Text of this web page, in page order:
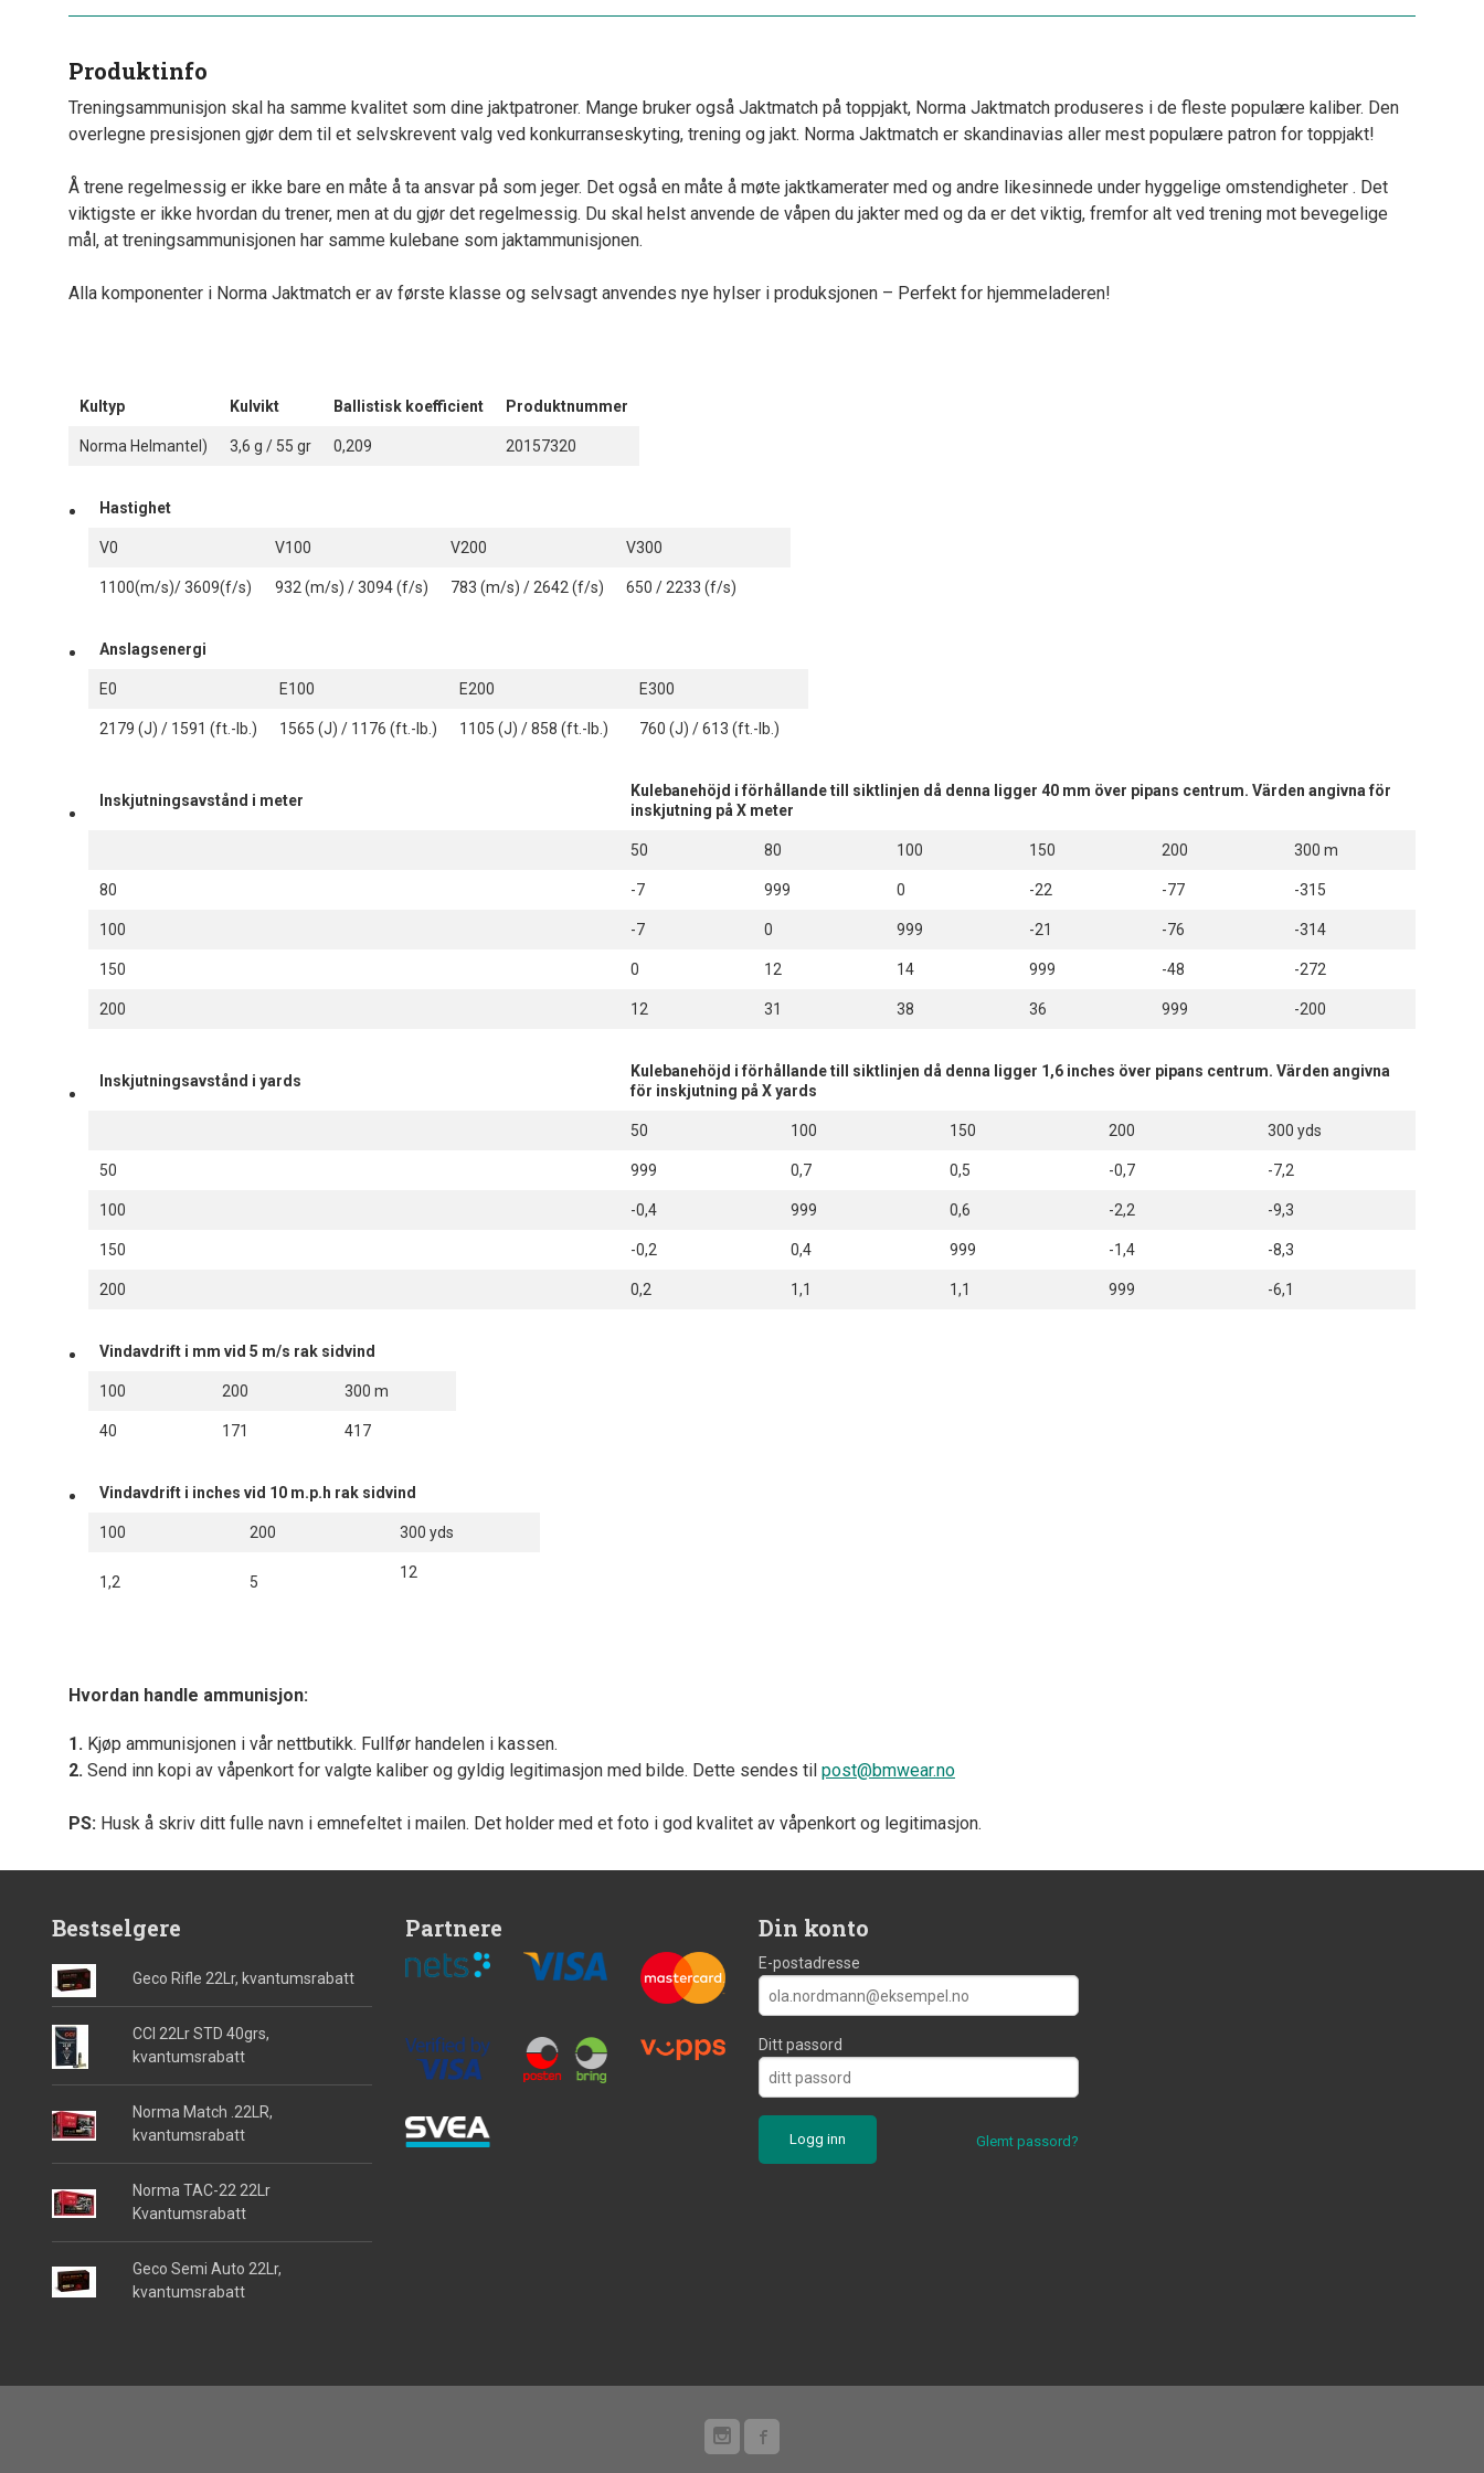
Produktinfo
Treningsammunisjon skal ha samme kvalitet som dine jaktpatroner. Mange bruker også Jaktmatch på toppjakt, Norma Jaktmatch produseres i de fleste populære kaliber. Den
overlegne presisjonen gjør dem til et selvskrevent valg ved konkurranseskyting, trening og jakt. Norma Jaktmatch er skandinavias aller mest populære patron for toppjakt!
Å trene regelmessig er ikke bare en måte å ta ansvar på som jeger. Det også en måte å møte jaktkamerater med og andre likesinnede under hyggelige omstendigheter . Det
viktigste er ikke hvordan du trener, men at du gjør det regelmessig. Du skal helst anvende de våpen du jakter med og da er det viktig, fremfor alt ved trening mot bevegelige
mål, at trenings­ammunisjonen har samme kulebane som jaktammunisjonen.
Alla komponenter i Norma Jaktmatch er av første klasse og selvsagt anvendes nye hylser i produksjonen – Perfekt for hjemmeladeren!
Kultyp Kulvikt Ballistisk koefficient Produktnummer
Norma Helmantel) 3,6 g / 55 gr 0,209 20157320
Hastighet
V0 V100 V200 V300
1100(m/s)/ 3609(f/s) 932 (m/s) / 3094 (f/s) 783 (m/s) / 2642 (f/s) 650 / 2233 (f/s)
Anslagsenergi
E0 E100 E200 E300
2179 (J) / 1591 (ft.-lb.) 1565 (J) / 1176 (ft.-lb.) 1105 (J) / 858 (ft.-lb.) 760 (J) / 613 (ft.-lb.)
Inskjutningsavstånd i meter
Kulebanehöjd i förhållande till siktlinjen då denna ligger 40 mm över pipans centrum. Värden angivna för
inskjutning på X meter
50 80 100 150 200 300 m
80 -7 999 0 -22 -77 -315
100 -7 0 999 -21 -76 -314
150 0 12 14 999 -48 -272
200 12 31 38 36 999 -200
Inskjutningsavstånd i yards
Kulebanehöjd i förhållande till siktlinjen då denna ligger 1,6 inches över pipans centrum. Värden angivna
för inskjutning på X yards
50 100 150 200 300 yds
50 999 0,7 0,5 -0,7 -7,2
100 -0,4 999 0,6 -2,2 -9,3
150 -0,2 0,4 999 -1,4 -8,3
200 0,2 1,1 1,1 999 -6,1
Vindavdrift i mm vid 5 m/s rak sidvind
100 200 300 m
40 171 417
Vindavdrift i inches vid 10 m.p.h rak sidvind
100 200 300 yds
1,2 5
12
Hvordan handle ammunisjon:
1. Kjøp ammunisjonen i vår nettbutikk. Fullfør handelen i kassen.
2. Send inn kopi av våpenkort for valgte kaliber og gyldig legitimasjon med bilde. Dette sendes til post@bmwear.no
PS: Husk å skriv ditt fulle navn i emnefeltet i mailen. Det holder med et foto i god kvalitet av våpenkort og legitimasjon.
Bestselgere
Geco Rifle 22Lr, kvantumsrabatt
CCI 22Lr STD 40grs,
kvantumsrabatt
Norma Match .22LR,
kvantumsrabatt
Norma TAC-22 22Lr
Kvantumsrabatt
Geco Semi Auto 22Lr,
kvantumsrabatt
Partnere Din konto
E-postadresse
Ditt passord
Glemt passord?